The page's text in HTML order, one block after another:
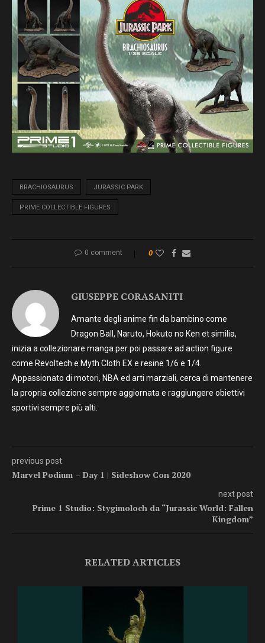
BRACHIOSAURUS JURASSIC PARK
PRIME COLLECTIBLE FIGURES
0 comment 0
GIUSEPPE CORASANITI
Amante degli anime fin da bambino come
Dragon Ball, Naruto, Hokuto no Ken et similia,
inizia a collezionare manga per poi passare ad action figure
come Revoltech e Myth Cloth EX e resine 1/6 e 1/4.
Appassionato di motori, NBA ed arti marziali, cerca di mantenere
la propria collezione sempre aggiornata e raggiungere obiettivi
sportivi sempre più alti.
previous post
Marvel Podium – Day 1 | Sideshow Con 2020
next post
Prime 1 Studio: Stygimoloch da “Jurassic World: Fallen
Kingdom”
RELATED ARTICLES